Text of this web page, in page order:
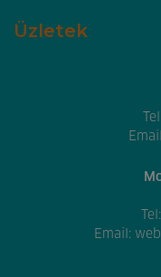
Üzletek
Tel:
Email: